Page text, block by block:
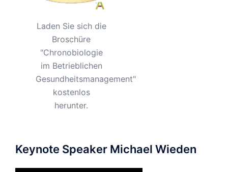
Laden Sie sich die
Broschüre
"Chronobiologie
im Betrieblichen
Gesundheitsmanagement"
kostenlos
herunter.
Keynote Speaker Michael Wieden